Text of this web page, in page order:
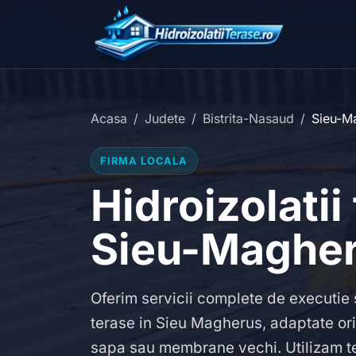
Acasa Judete Bistrita-Nasaud Sieu-
FIRMA LOCALA
Hidroizolatii
Sieu-
Oferim servicii complete de
terase in Sieu Magherus, adaptate
sapa sau membrane vechi. Utilizam